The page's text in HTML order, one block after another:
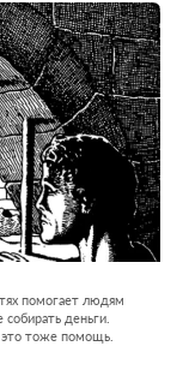
помогает людям
деньги.
тоже помощь.